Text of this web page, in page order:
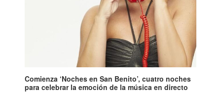
Comienza ‘Noches en San Benito’, cuatro noches
para celebrar la emoción de la música en directo